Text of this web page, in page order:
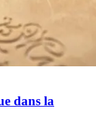
dans la